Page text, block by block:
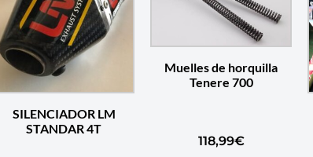
SILENCIADOR LM
STANDAR 4T
Muelles de horquilla
Tenere 700
118,99€